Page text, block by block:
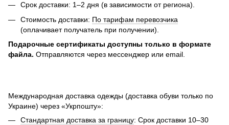
Срок доставки: 1–2 дня (в зависимости от региона).
Стоимость доставки: По тарифам перевозчика
(оплачивает получатель при получении).
Подарочные сертификаты доступны только в формате
файла. Отправляются через мессенджер или email.
Международная доставка одежды (доставка обуви только по
Украине) через «Укрпошту»:
Стандартная доставка за границу: Срок доставки 10–30